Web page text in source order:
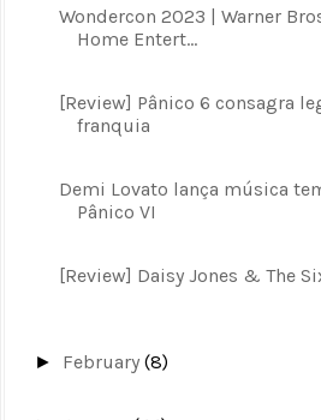
Wondercon 2023 | Warner
Home Entert...
[Review] Pânico 6 consagra
franquia
Demi Lovato lança música
Pânico VI
[Review] Daisy Jones & The
► February(8)